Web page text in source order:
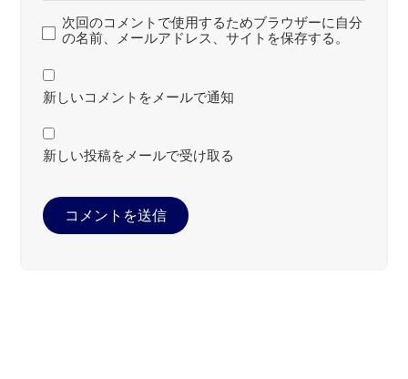
次回のコメントで使用するためブラウザーに自分
の名前、メールアドレス、サイトを保存する。
新しいコメントをメールで通知
新しい投稿をメールで受け取る